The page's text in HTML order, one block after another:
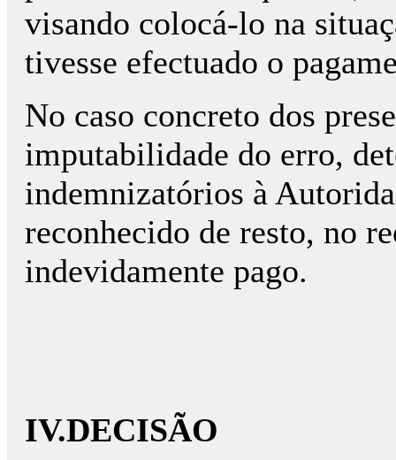
visando colocá-lo na
tivesse efectuado o
No caso concreto dos
imputabilidade do erro,
indemnizatórios à
reconhecido de resto, no
indevidamente pago.
IV.DECISÃO